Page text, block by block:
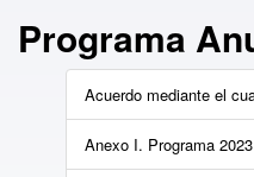
Programa
Acuerdo mediante el
Anexo I. Programa 2023